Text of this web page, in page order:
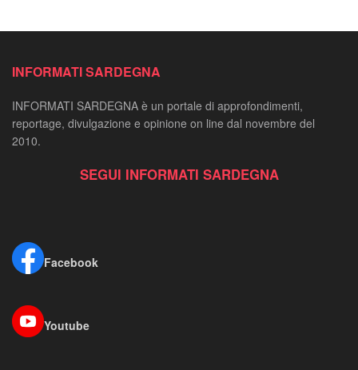
INFORMATI SARDEGNA
INFORMATI SARDEGNA è un portale di approfondimenti,
reportage, divulgazione e opinione on line dal novembre del
2010.
SEGUI INFORMATI SARDEGNA
Facebook
Youtube